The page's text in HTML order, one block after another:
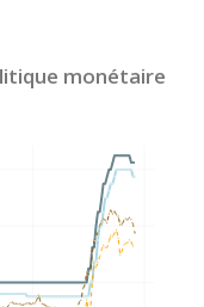
monétaire